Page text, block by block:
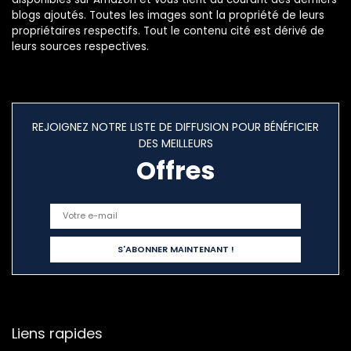
blogs ajoutés. Toutes les images sont la propriété de leurs
propriétaires respectifs. Tout le contenu cité est dérivé de
leurs sources respectives.
REJOIGNEZ NOTRE LISTE DE DIFFUSION POUR BÉNÉFICIER
DES MEILLEURS
Offres
Liens rapides